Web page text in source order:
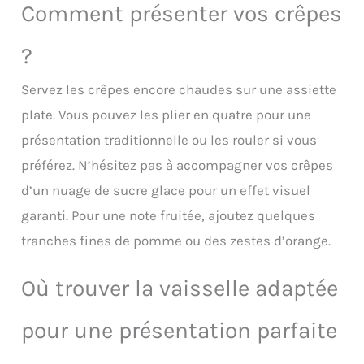
manœuvrer lors de
l'étalement des sauces. Taille
avoir la bonne taille pour une
manipulation facile et une
application efficace de la
sauce.
inodore, peut être utilisée
est gravé, pas facile à porter, il
longtemps, vous pouvez
facilement trouver la cuillère
dont vous avez besoin.
ENSEMBLE : Notre ensemble
comprend 3 louches à soupe
en acier inoxydable, 30cc
(30ml, 1oz) ; 60cc (60ml, 2oz)
; 90cc (90ml, 3oz), qui sont la
couramment utilisée dans la
cuisine, l'aspect pratique est
surface lisse, les résidus
d'huile et de graisse peuvent
Comment présenter vos crêpes
?
Servez les crêpes encore chaudes sur une assiette
plate. Vous pouvez les plier en quatre pour une
présentation traditionnelle ou les rouler si vous
préférez. N’hésitez pas à accompagner vos crêpes
d’un nuage de sucre glace pour un effet visuel
garanti. Pour une note fruitée, ajoutez quelques
tranches fines de pomme ou des zestes d’orange.
Où trouver la vaisselle adaptée
pour une présentation parfaite